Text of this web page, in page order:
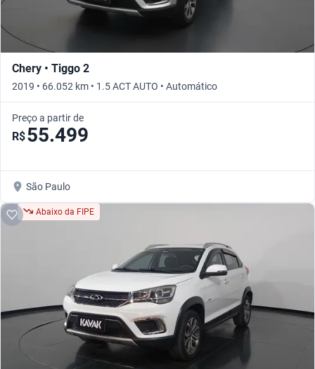
Chery • Tiggo 2
2019 • 66.052 km • 1.5 ACT AUTO • Automático
Preço a partir de
R$55.499
São Paulo
Abaixo da FIPE